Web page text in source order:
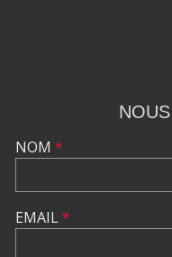
NOM *
EMAIL*